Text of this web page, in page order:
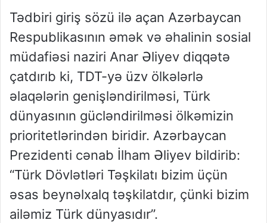
Tədbiri giriş sözü ilə açan Azərbaycan
Respublikasının əmək və əhalinin sosial
müdafiəsi naziri Anar Əliyev diqqətə
çatdırıb ki, TDT-yə üzv ölkələrlə
əlaqələrin genişləndirilməsi, Türk
dünyasının gücləndirilməsi ölkəmizin
prioritetlərindən biridir. Azərbaycan
Prezidenti cənab İlham Əliyev bildirib:
“Türk Dövlətləri Təşkilatı bizim üçün
əsas beynəlxalq təşkilatdır, çünki bizim
ailəmiz Türk dünyasıdır”.